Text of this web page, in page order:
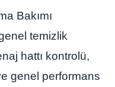
Bakımı
temizlik
hattı kontrolü,
genel performans